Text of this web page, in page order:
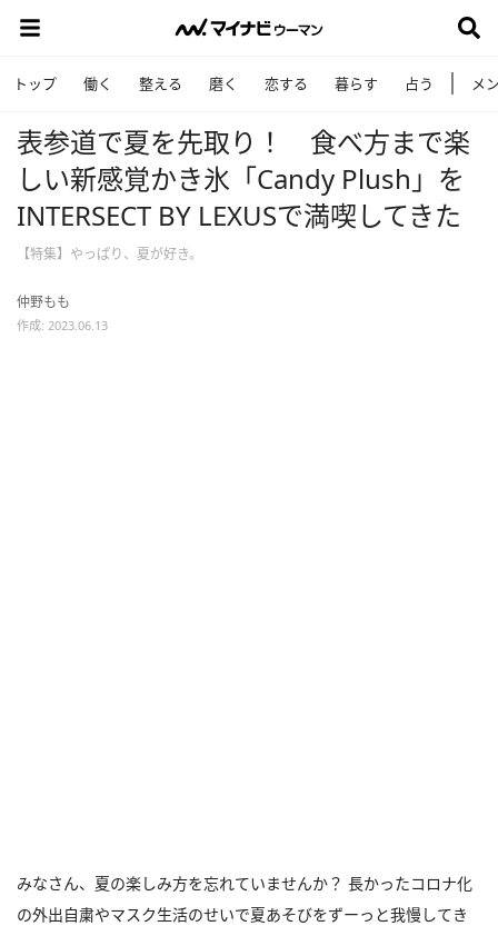
トップ 働く 整える 磨く 恋する 暮らす 占う メ
表参道で夏を先取り！ 食べ方まで楽
しい新感覚かき氷「Candy Plush」を
INTERSECT BY LEXUSで満喫してきた
【特集】やっぱり、夏が好き。
仲野もも
作成: 2023.06.13
みなさん、夏の楽しみ方を忘れていませんか？ 長かったコロナ化
の外出自粛やマスク生活のせいで夏あそびをずーっと我慢してき